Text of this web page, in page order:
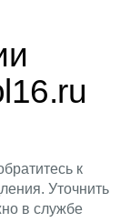
к
Уточнить
в службе